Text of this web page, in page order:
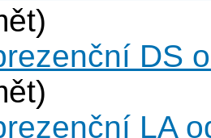
DS
LA